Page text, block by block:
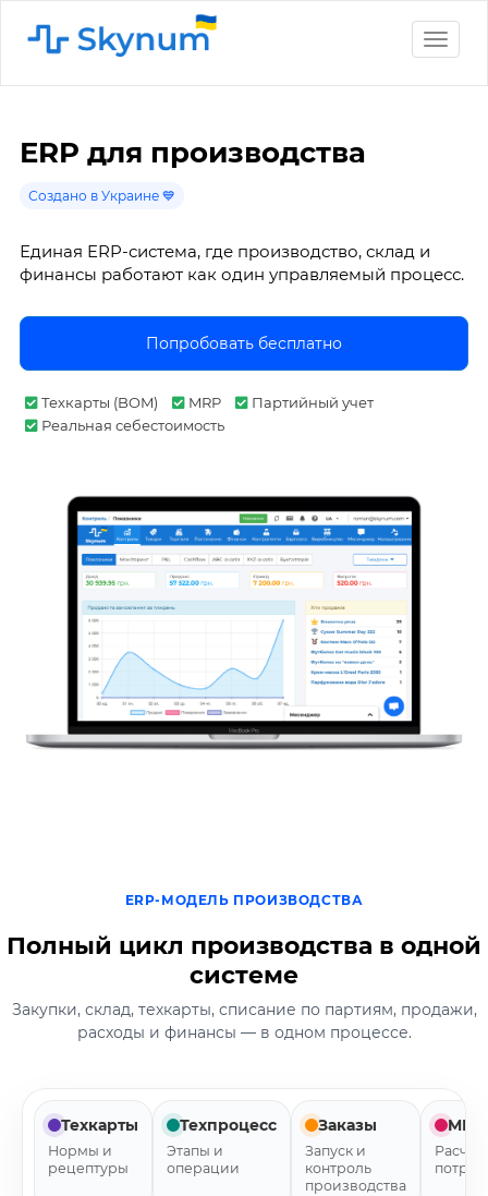
Toggle
ERP для производства
Создано в Украине 💙
Единая ERP-система, где производство, склад и
финансы работают как один управляемый процесс.
Попробовать бесплатно
Техкарты (BOM) MRP
Партийный учет
Реальная себестоимость
ERP-МОДЕЛЬ ПРОИЗВОДСТВА
Полный цикл производства в одной
системе
Закупки, склад, техкарты, списание по партиям, продажи,
расходы и финансы — в одном процессе.
Техкарты
Нормы и
рецептуры
Техпроцесс
Этапы и
операции
Заказы
Запуск и
контроль
производства
MRP
Расчет